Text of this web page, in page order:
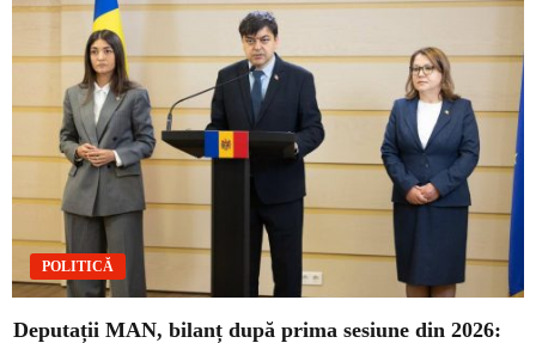
POLITICĂ
Deputații MAN, bilanț după prima sesiune din 2026: